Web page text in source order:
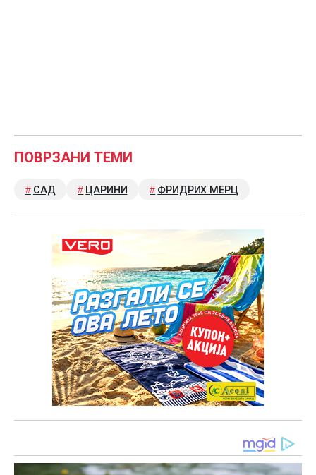
ПОВРЗАНИ ТЕМИ
САД ЦАРИНИ ФРИДРИХ МЕРЦ